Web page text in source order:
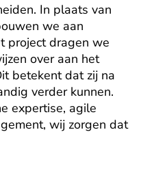
In plaats van
we aan
project dragen we
over aan het
betekent dat zij na
verder kunnen.
expertise, agile
wij zorgen dat